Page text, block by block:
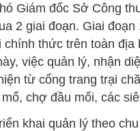
Giám đốc Sở Công
2 giai đoạn. Giai
thức trên toàn địa
việc quản lý, nhận
từ cổng trang trại
chợ đầu mối, các
khai quản lý theo